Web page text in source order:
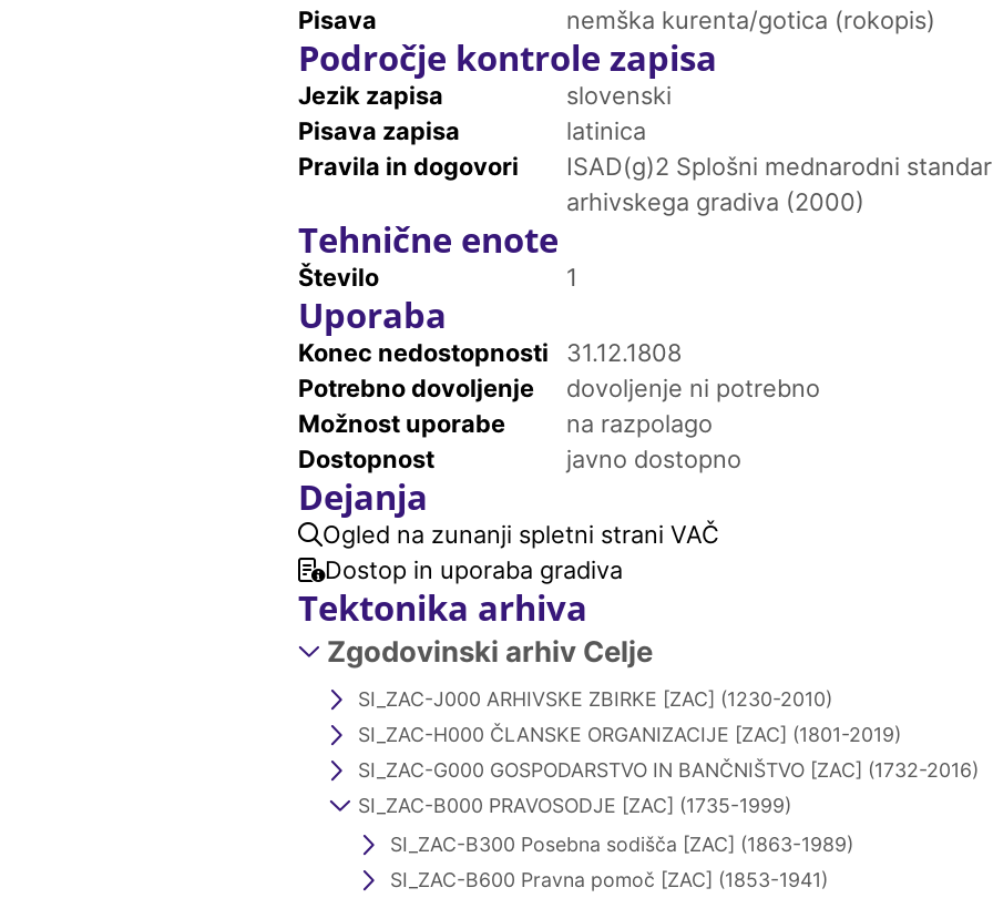
Pisava
nemška kurenta/gotica (rokopis)
Področje kontrole zapisa
Jezik zapisa
slovenski
Pisava zapisa
latinica
Pravila in dogovori
ISAD(g)2 Splošni mednarodni
arhivskega gradiva (2000)
Tehnične enote
Število 1
Uporaba
Konec nedostopnosti
31.12.1808
Potrebno dovoljenje
dovoljenje ni potrebno
Možnost uporabe
na razpolago
Dostopnost
javno dostopno
Dejanja
Ogled na zunanji spletni strani VAČ
Dostop in uporaba gradiva
Tektonika arhiva
Zgodovinski arhiv Celje
SI_ZAC-J000 ARHIVSKE ZBIRKE [ZAC] (1230-2010)
SI_ZAC-H000 ČLANSKE ORGANIZACIJE [ZAC] (1801-2019)
SI_ZAC-G000 GOSPODARSTVO IN BANČNIŠTVO [ZAC] (1732-2016)
SI_ZAC-B000 PRAVOSODJE [ZAC] (1735-1999)
SI_ZAC-B300 Posebna sodišča [ZAC] (1863-1989)
SI_ZAC-B600 Pravna pomoč [ZAC] (1853-1941)